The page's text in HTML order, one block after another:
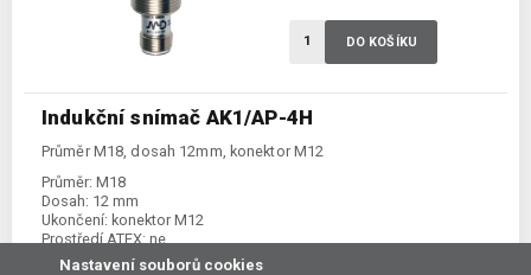
Indukční snímač AK1/AP-4H
Průměr M18, dosah 12mm, konektor M12
Průměr: M18
Dosah: 12 mm
Ukončení: konektor M12
Prostředí ATEX: ne
Spínání: NO / PNP
DO KOŠÍKU
Nastavení souborů cookies